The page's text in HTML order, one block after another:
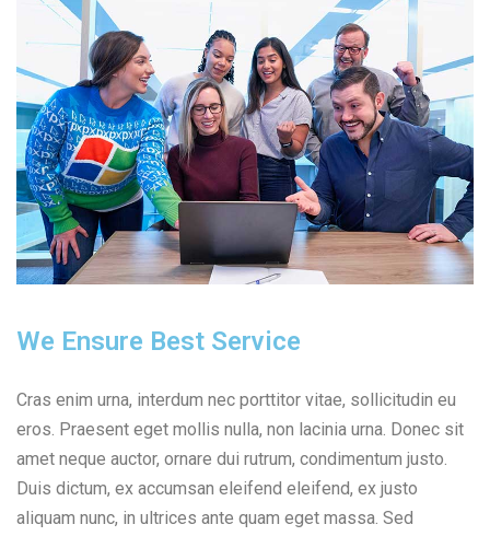
We Ensure Best Service
Cras enim urna, interdum nec porttitor vitae, sollicitudin eu
eros. Praesent eget mollis nulla, non lacinia urna. Donec sit
amet neque auctor, ornare dui rutrum, condimentum justo.
Duis dictum, ex accumsan eleifend eleifend, ex justo
aliquam nunc, in ultrices ante quam eget massa. Sed